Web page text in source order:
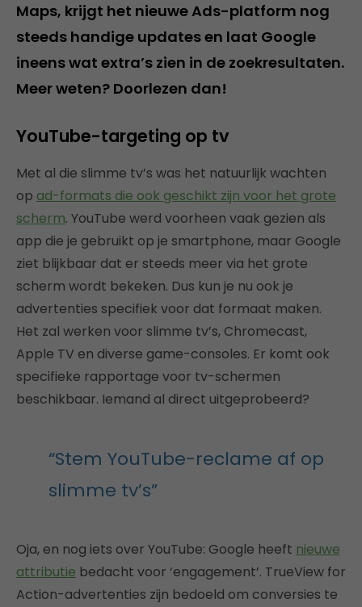
Maps, krijgt het nieuwe Ads-platform nog
steeds handige updates en laat Google
ineens wat extra’s zien in de zoekresultaten.
Meer weten? Doorlezen dan!
YouTube-targeting op tv
Met al die slimme tv’s was het natuurlijk wachten
op ad-formats die ook geschikt zijn voor het grote
scherm. YouTube werd voorheen vaak gezien als
app die je gebruikt op je smartphone, maar Google
ziet blijkbaar dat er steeds meer via het grote
scherm wordt bekeken. Dus kun je nu ook je
advertenties specifiek voor dat formaat maken.
Het zal werken voor slimme tv’s, Chromecast,
Apple TV en diverse game-consoles. Er komt ook
specifieke rapportage voor tv-schermen
beschikbaar. Iemand al direct uitgeprobeerd?
“Stem YouTube-reclame af op
slimme tv’s”
Oja, en nog iets over YouTube: Google heeft nieuwe
attributie bedacht voor ‘engagement’. TrueView for
Action-advertenties zijn bedoeld om conversies te